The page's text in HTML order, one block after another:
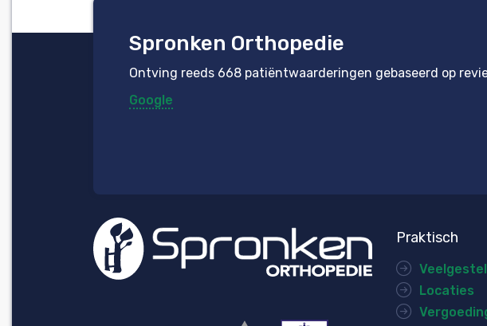
Spronken Orthopedie
Ontving reeds 668 patiëntwaarderingen gebaseerd op
Google
Praktisch
Locaties